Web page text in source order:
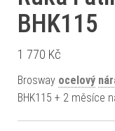
BHK115
1 770 Kč
Brosway ocelový
BHK115 + 2 měsíce